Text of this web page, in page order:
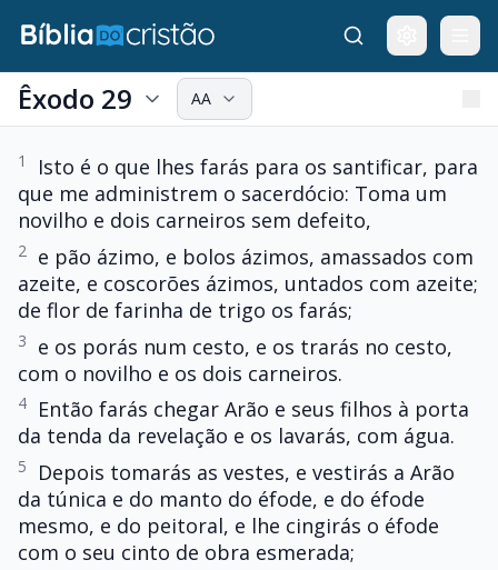
Êxodo 29 AA
1
Isto é o que lhes farás para os santificar, para
que me administrem o sacerdócio: Toma um
novilho e dois carneiros sem defeito,
2
e pão ázimo, e bolos ázimos, amassados com
azeite, e coscorões ázimos, untados com azeite;
de flor de farinha de trigo os farás;
3
e os porás num cesto, e os trarás no cesto,
com o novilho e os dois carneiros.
4
Então farás chegar Arão e seus filhos à porta
da tenda da revelação e os lavarás, com água.
5
Depois tomarás as vestes, e vestirás a Arão
da túnica e do manto do éfode, e do éfode
mesmo, e do peitoral, e lhe cingirás o éfode
com o seu cinto de obra esmerada;